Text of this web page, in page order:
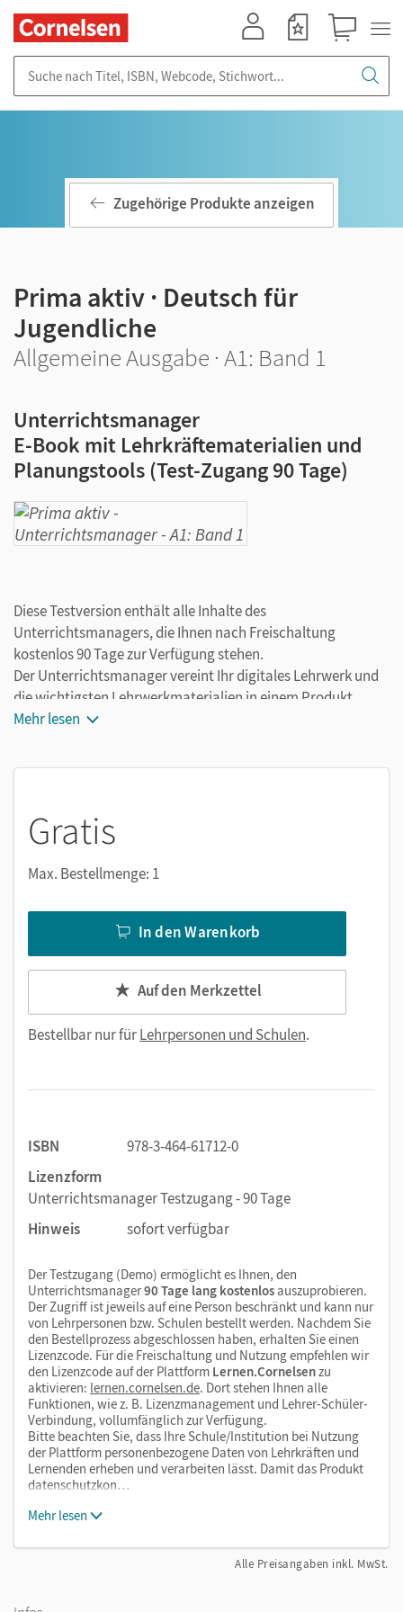
Zugehörige Produkte anzeigen
Prima aktiv · Deutsch für
Jugendliche
Allgemeine Ausgabe · A1: Band 1
Unterrichtsmanager
E-Book mit Lehrkräftematerialien und
Planungstools (Test-Zugang 90 Tage)
Diese Testversion enthält alle Inhalte des
Unterrichtsmanagers, die Ihnen nach Freischaltung
kostenlos 90 Tage zur Verfügung stehen.
Der Unterrichtsmanager vereint Ihr digitales Lehrwerk und
die wichtigsten Lehrwerkmaterialien in einem Produkt.
Ergänzt um hilfreiche Planungstools, vereinfacht er Ihre
Mehr lesen
Gratis
Max. Bestellmenge: 1
In den Warenkorb
Auf den Merkzettel
Bestellbar nur fürLehrpersonen und Schulen.
ISBN
978-3-464-61712-0
Lizenzform
Unterrichtsmanager Testzugang - 90 Tage
Hinweis
sofort verfügbar
Der Testzugang (Demo) ermöglicht es Ihnen, den
Unterrichtsmanager90 Tage lang kostenlosauszuprobieren.
Der Zugriff ist jeweils auf eine Person beschränkt und kann nur
von Lehrpersonen bzw. Schulen bestellt werden. Nachdem Sie
den Bestellprozess abgeschlossen haben, erhalten Sie einen
Lizenzcode. Für die Freischaltung und Nutzung empfehlen wir
den Lizenzcode auf der Plattform Lernen.Cornelsenzu
aktivieren: lernen.cornelsen.de. Dort stehen Ihnen alle
Funktionen, wie z. B. Lizenzmanagement und Lehrer-Schüler-
Verbindung, vollumfänglich zur Verfügung.
Bitte beachten Sie, dass Ihre Schule/Institution bei Nutzung
der Plattform personenbezogene Daten von Lehrkräften und
Lernenden erheben und verarbeiten lässt. Damit das Produkt
datenschutzkon…
Mehr lesen
Alle Preisangaben inkl. MwSt.